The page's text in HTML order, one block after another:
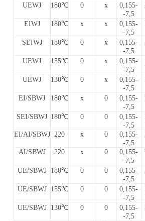
UEWJ 180℃ 0 x
0,155-
-7,5
EIWJ 180℃ x x
0,155-
-7,5
SEIWJ 180℃ 0 x
0,155-
-7,5
UEWJ 155℃ 0 x
0,155-
-7,5
UEWJ 130℃ 0 x
0,155-
-7,5
EI/SBWJ 180℃ x 0
0,155-
-7,5
SEI/SBWJ 180℃ 0 0
0,155-
-7,5
EI/AI/SBWJ 220 x 0
0,155-
-7,5
AI/SBWJ 220 x 0
0,155-
-7,5
UE/SBWJ 180℃ 0 0
0,155-
-7,5
UE/SBWJ 155℃ 0 0
0,155-
-7,5
UE/SBWJ 130℃ 0 0
0,155-
-7,5